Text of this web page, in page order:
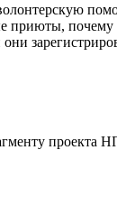
приюты, почему
они
проекта